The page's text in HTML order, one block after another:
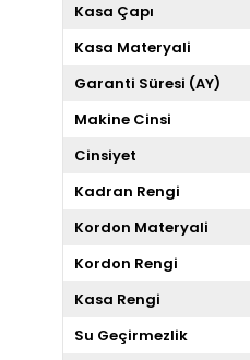
Kasa Çapı
Kasa Materyali
Garanti Süresi (AY)
Makine Cinsi
Cinsiyet
Kadran Rengi
Kordon Materyali
Kordon Rengi
Kasa Rengi
Su Geçirmezlik